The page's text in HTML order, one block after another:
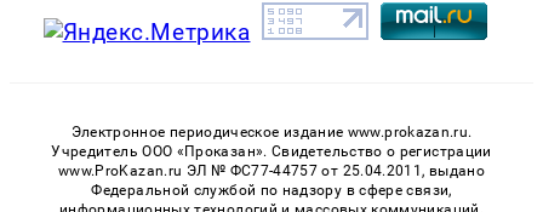
Электронное периодическое издание www.prokazan.ru.
Учредитель ООО «Проказан». Cвидетельство о регистрации
www.ProKazan.ru ЭЛ № ФС77-44757 от 25.04.2011, выдано
Федеральной службой по надзору в сфере связи,